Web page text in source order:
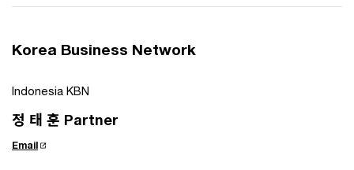
Korea Business Network
Indonesia KBN
정 태 훈 Partner
Email